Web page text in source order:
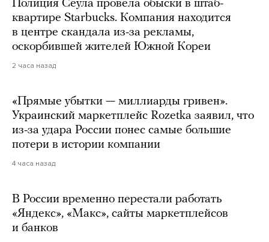
Полиция Сеула провела обыски в штаб-
квартире Starbucks. Компания находится
в центре скандала из-за рекламы,
оскорбившей жителей Южной Кореи
2 часа назад
«Прямые убытки — миллиарды гривен».
Украинский маркетплейс Rozetka заявил, что
из-за удара России понес самые большие
потери в истории компании
4 часа назад
В России временно перестали работать
«Яндекс», «Макс», сайты маркетплейсов
и банков